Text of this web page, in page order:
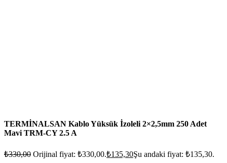
TERMİNALSAN Kablo Yüksük İzoleli 2×2,5mm 250 Adet
Mavi TRM-CY 2.5 A
₺330,00 Orijinal fiyat: ₺330,00.₺135,30Şu andaki fiyat: ₺135,30.